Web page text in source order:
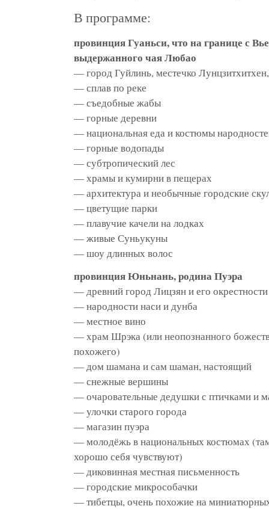
В программе:
провинция Гуаньси, что на границе с
выдержанного чая Любао
— город Гуйлинь, местечко
— сплав по реке
— съедобные жабы
— горные деревни
— национальная еда и костюмы
— горные водопады
— субтропический лес
— храмы и кумирни в пещерах
— архитектура и необычные городские
— цветущие парки
— плавучие качели на лодках
— живые Суньукуны
— шоу длинных волос
провинция Юньнань, родина Пуэра
— древний город Лицзян и его окрестности
— народности наси и дунба
— местное вино
— храм Шрэка (или неопознанного
похожего)
— дом шамана и сам шаман, настоящий
— снежные вершины
— очаровательные дедушки с птичками и
— улочки старого города
— магазин пуэра
— молодёжь в национальных костюмах
хорошо себя чувствуют)
— диковинная местная письменность
— городские микрособачки
— тибетцы, очень похожие на